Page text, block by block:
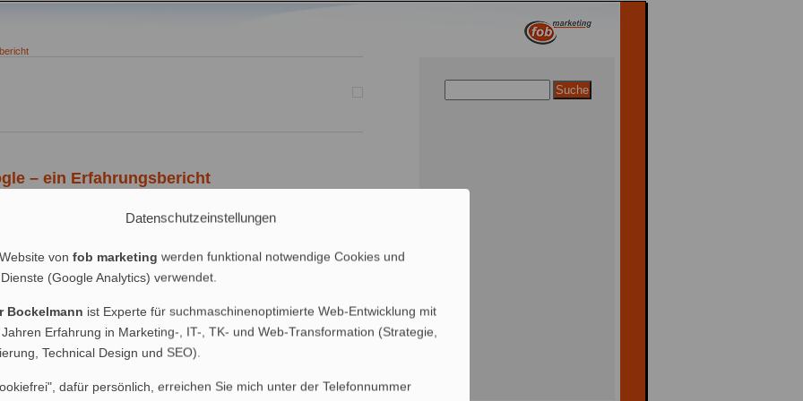
– ein Erfahrungsbericht
Mitteleinsatz und ungewöhnlichen Marketing-Aktionen
Aktivitäten, die darauf abzielen, sich eine wertvolle und reichhaltige
Suchmaschinenvorteile zu verschaffen, könnte man somit
Marketing nennen. In SEO-Kreisen bezeichnet man das
jedoch als Linkbait. Linkbaits […]
Datenschutzeinstellungen
von fob marketing werden funktional notwendige Cookies und
(Google Analytics) verwendet.
Bockelmann ist Experte für suchmaschinenoptimierte Web-Entwicklung mit
Erfahrung in Marketing-, IT-, TK- und Web-Transformation (Strategie,
Technical Design und SEO).
dafür persönlich, erreichen Sie mich unter der Telefonnummer